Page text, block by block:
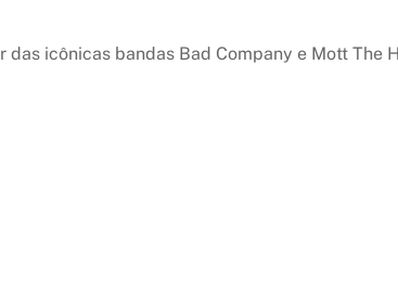
icônicas bandas Bad Company e Mott The